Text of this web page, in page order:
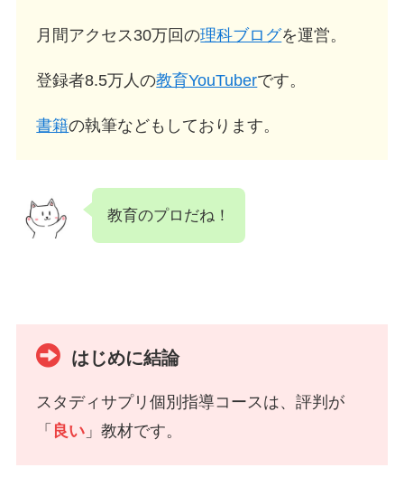
月間アクセス30万回の理科ブログを運営。
登録者8.5万人の教育YouTuberです。
書籍の執筆などもしております。
教育のプロだね！
はじめに結論
スタディサプリ個別指導コースは、評判が
「 良い 」教材です。